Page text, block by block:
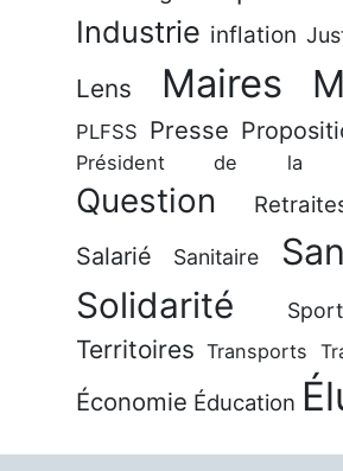
Industrie inflation
Lens Maires
PLFSS Presse
Président de la
Question
Salarié Sanitaire
Solidarité Sport
Territoires Transports
Économie Éducation